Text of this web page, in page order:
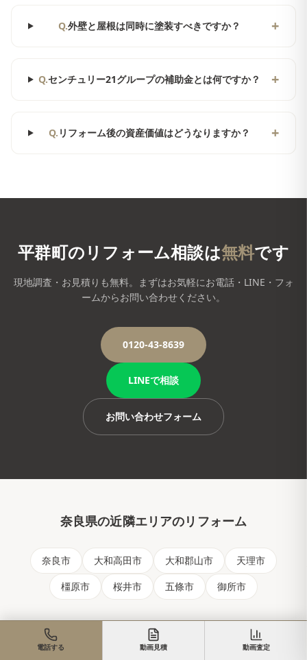
Q.外壁と屋根は同時に塗装すべきですか？ +
Q.センチュリー21グループの補助金とは何ですか？ +
Q. リフォーム後の資産価値はどうなりますか？ +
平群町のリフォーム相談は無料です
現地調査・お見積りも無料。まずはお気軽にお電話・LINE・フォ
ームからお問い合わせください。
0120-43-8639
LINEで相談
お問い合わせフォーム
奈良県の近隣エリアのリフォーム
奈良市 大和高田市 大和郡山市
天理市
橿原市
桜井市 五條市 御所市
電話する 動画見積 動画査定